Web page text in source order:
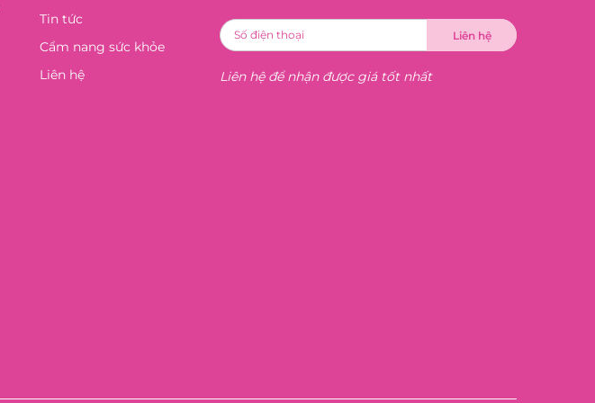
Tin tức
Cẩm nang sức khỏe
Liên hệ
Liên hệ để nhận được giá tốt nhất